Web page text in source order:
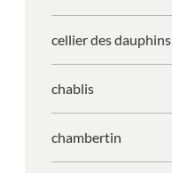
cellier des dauphins
chablis
chambertin